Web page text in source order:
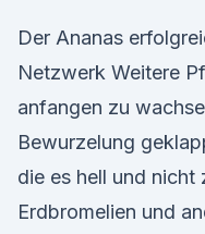
Der Ananas
Netzwerk Weitere
anfangen zu
Bewurzelung
die es hell und nicht
Erdbromelien und